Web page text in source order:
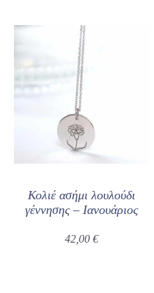
Κολιέ ασήμι λουλούδι
γέννησης – Ιανουάριος
42,00 €